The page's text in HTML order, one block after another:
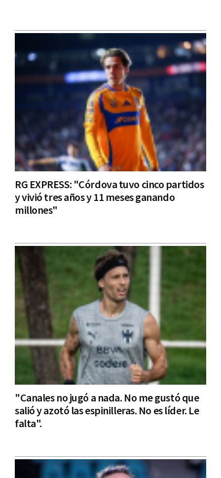
RG EXPRESS: "Córdova tuvo cinco partidos
y vivió tres años y 11 meses ganando
millones"
"Canales no jugó a nada. No me gustó que
salió y azotó las espinilleras. No es líder. Le
falta".